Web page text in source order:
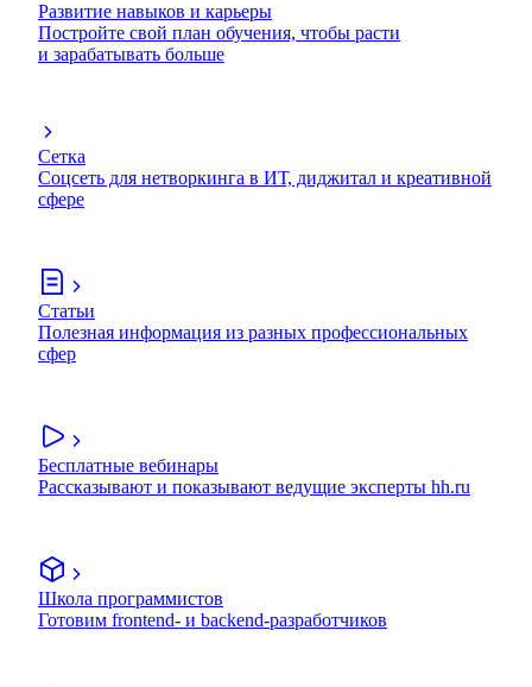
Развитие навыков и карьеры
Постройте свой план обучения, чтобы расти
и зарабатывать больше
Сетка
Соцсеть для нетворкинга в ИТ, диджитал и креативной
сфере
Статьи
Полезная информация из разных профессиональных
сфер
Бесплатные вебинары
Рассказывают и показывают ведущие эксперты hh.ru
Школа программистов
Готовим frontend- и backend-разработчиков